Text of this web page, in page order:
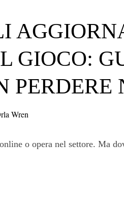
GIOCO:
Wren
o opera nel settore. Ma